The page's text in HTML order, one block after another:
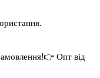
👉 Опт від